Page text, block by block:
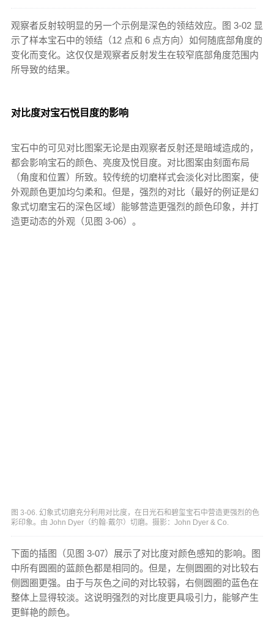
观察者反射较明显的另一个示例是深色的领结效应。图 3-02 显
示了样本宝石中的领结（12 点和 6 点方向）如何随底部角度的
变化而变化。这仅仅是观察者反射发生在较窄底部角度范围内
所导致的结果。
对比度对宝石悦目度的影响
宝石中的可见对比图案无论是由观察者反射还是暗域造成的，
都会影响宝石的颜色、亮度及悦目度。对比图案由刻面布局
（角度和位置）所致。较传统的切磨样式会淡化对比图案，使
外观颜色更加均匀柔和。但是，强烈的对比（最好的例证是幻
象式切磨宝石的深色区域）能够营造更强烈的颜色印象，并打
造更动态的外观（见图 3-06）。
图 3-06. 幻象式切磨充分利用对比度，在日光石和碧玺宝石中营造更强烈的色
彩印象。由 John Dyer（约翰·戴尔）切磨。摄影：John Dyer & Co.
下面的插图（见图 3-07）展示了对比度对颜色感知的影响。图
中所有圆圈的蓝颜色都是相同的。但是，左侧圆圈的对比较右
侧圆圈更强。由于与灰色之间的对比较弱，右侧圆圈的蓝色在
整体上显得较淡。这说明强烈的对比度更具吸引力，能够产生
更鲜艳的颜色。